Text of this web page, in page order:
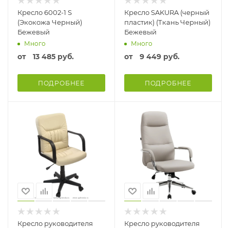
Кресло 6002-1 S
(Экокожа Черный)
Бежевый
Много
от 13 485 руб.
ПОДРОБНЕЕ
Кресло SAKURA (черный
пластик) (Ткань Черный)
Бежевый
Много
от 9 449 руб.
ПОДРОБНЕЕ
Кресло руководителя
Кресло руководителя